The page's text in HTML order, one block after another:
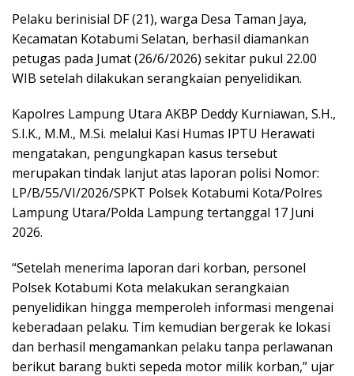
Pelaku berinisial DF (21), warga Desa Taman Jaya,
Kecamatan Kotabumi Selatan, berhasil diamankan
petugas pada Jumat (26/6/2026) sekitar pukul 22.00
WIB setelah dilakukan serangkaian penyelidikan.
Kapolres Lampung Utara AKBP Deddy Kurniawan, S.H.,
S.I.K., M.M., M.Si. melalui Kasi Humas IPTU Herawati
mengatakan, pengungkapan kasus tersebut
merupakan tindak lanjut atas laporan polisi Nomor:
LP/B/55/VI/2026/SPKT Polsek Kotabumi Kota/Polres
Lampung Utara/Polda Lampung tertanggal 17 Juni
2026.
“Setelah menerima laporan dari korban, personel
Polsek Kotabumi Kota melakukan serangkaian
penyelidikan hingga memperoleh informasi mengenai
keberadaan pelaku. Tim kemudian bergerak ke lokasi
dan berhasil mengamankan pelaku tanpa perlawanan
berikut barang bukti sepeda motor milik korban,” ujar